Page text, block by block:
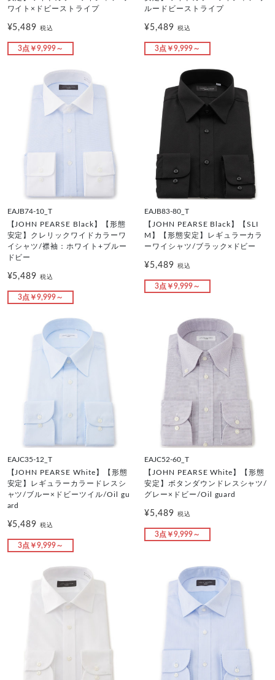
ワイト×ドビーストライプ
¥5,489税込
3点￥9,999～
ルードビーストライプ
¥5,489 税込
3点￥9,999～
EAJB74-10_T
【JOHN PEARSE Black】【形態
安定】クレリックワイドカラーワ
イシャツ/襟袖：ホワイト+ブルー
ドビー
¥5,489税込
3点￥9,999～
EAJB83-80_T
【JOHN PEARSE Black】【SLI
M】【形態安定】レギュラーカラ
ーワイシャツ/ブラック×ドビー
¥5,489 税込
3点￥9,999～
EAJC35-12_T
【JOHN PEARSE White】【形態
安定】レギュラーカラードレスシ
ャツ/ブルー×ドビーツイル/Oil gu
ard
¥5,489税込
3点￥9,999～
EAJC52-60_T
【JOHN PEARSE White】【形態
安定】ボタンダウンドレスシャツ/
グレー×ドビー/Oil guard
¥5,489 税込
3点￥9,999～